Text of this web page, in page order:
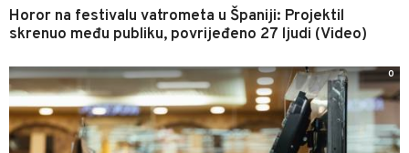
Horor na festivalu vatrometa u Španiji: Projektil
skrenuo među publiku, povrijeđeno 27 ljudi (Video)
0